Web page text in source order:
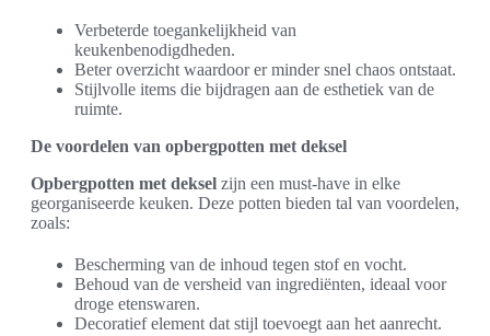
Verbeterde toegankelijkheid van
keukenbenodigdheden.
Beter overzicht waardoor er minder snel chaos ontstaat.
Stijlvolle items die bijdragen aan de esthetiek van de
ruimte.
De voordelen van opbergpotten met deksel
Opbergpotten met deksel zijn een must-have in elke
georganiseerde keuken. Deze potten bieden tal van voordelen,
zoals:
Bescherming van de inhoud tegen stof en vocht.
Behoud van de versheid van ingrediënten, ideaal voor
droge etenswaren.
Decoratief element dat stijl toevoegt aan het aanrecht.